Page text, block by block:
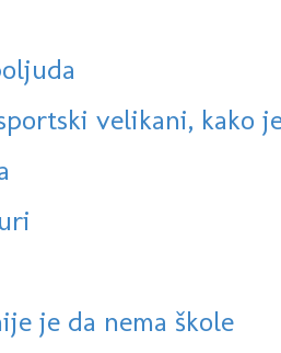
velikani, kako
je da nema škole